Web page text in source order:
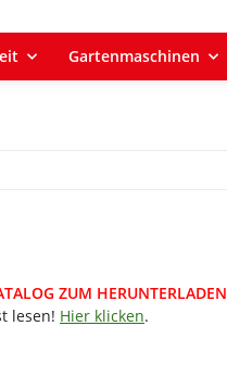
Gartenmaschinen
ZUM HERUNTERLADEN
lesen! Hier klicken.